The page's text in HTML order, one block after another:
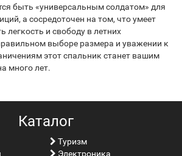
быть «универсальным солдатом» для
а сосредоточен на том, что умеет
легкость и свободу в летних
выборе размера и уважении к
этот спальник станет вашим
много лет.
Каталог
Туризм
Электроника